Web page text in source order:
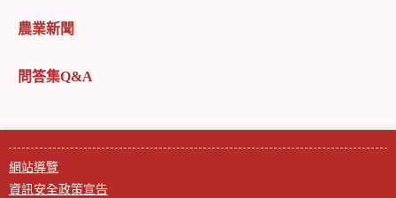
農業新聞
問答集Q&A
網站導覽
資訊安全政策宣告